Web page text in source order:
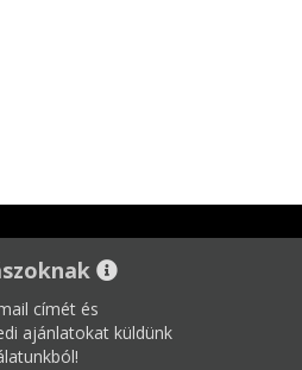
címét és
ajánlatokat küldünk